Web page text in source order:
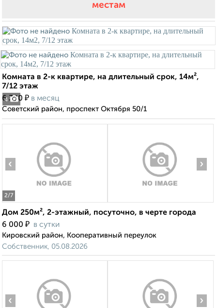
местам
4
Комната в 2-к квартире, на длительный срок, 14м²,
7/12 этаж
6 300 ₽ в месяц
Советский район, проспект Октября 50/1
2/7
‹ ›
Дом 250м², 2-этажный, посуточно, в черте города
6 000 ₽ в сутки
Кировский район, Кооперативный переулок
Собственник, 05.08.2026
‹ ›